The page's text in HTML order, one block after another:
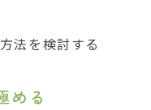
法を検討する
める